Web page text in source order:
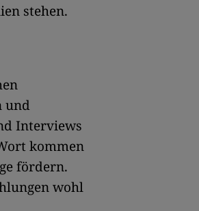
stehen.
und
Interviews
kommen
fördern.
wohl